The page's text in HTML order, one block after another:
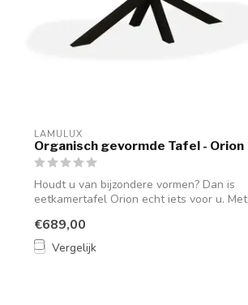
LAMULUX
Organisch gevormde Tafel - Orion
Houdt u van bijzondere vormen? Dan is
eetkamertafel Orion echt iets voor u. Met
€689,00
Vergelijk